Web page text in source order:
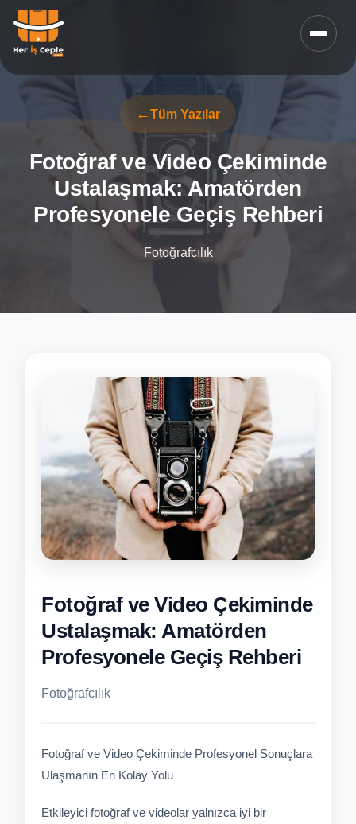
Tüm Yazılar
Fotoğraf ve Video Çekiminde
Ustalaşmak: Amatörden
Profesyonele Geçiş Rehberi
Fotoğrafcılık
Fotoğraf ve Video Çekiminde
Ustalaşmak: Amatörden
Profesyonele Geçiş Rehberi
Fotoğrafcılık
Fotoğraf ve Video Çekiminde Profesyonel Sonuçlara
Ulaşmanın En Kolay Yolu
Etkileyici fotoğraf ve videolar yalnızca iyi bir